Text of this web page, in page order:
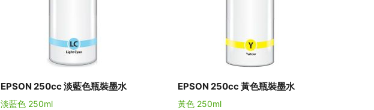
EPSON 250cc 淡藍色瓶裝墨水
淡藍色 250ml
EPSON 250cc 黃色瓶裝墨水
黃色 250ml